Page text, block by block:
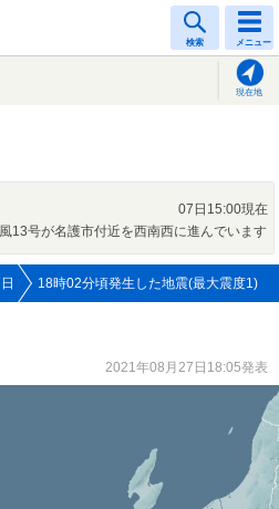
検索 メニュー
現在地
07日15:00現在
13号が名護市付近を西南西に進んでいます
18時02分頃発生した地震(最大震度1)
2021年08月27日18:05発表